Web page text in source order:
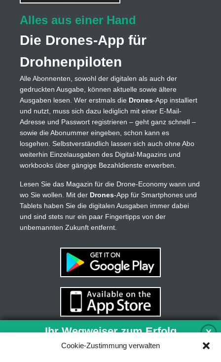
Cookie-Zustimmung verwalten
Alles aus einer Hand
Die Drones-App für
Drohnenpiloten
Alle Abonnenten, sowohl der digitalen als auch der
gedruckten Ausgabe, können aktuelle sowie ältere
Ausgaben lesen. Wer erstmals die Drones-App installiert
und nutzt, muss sich dazu lediglich mit einer E-Mail-
Adresse und Passwort registrieren – geht ganz schnell –
sowie die Abonummer eingeben, schon kann es
losgehen. Selbstverständlich lassen sich auch ohne Abo
weiterhin Einzelausgaben des Digital-Magazins und
workbooks über gängige Bezahldienste erwerben.
Lesen Sie das Magazin für die Drone-Economy wann und
wo Sie wollen. Mit der Drones-App für Smartphones und
Tablets haben Sie die digitalen Ausgaben immer dabei
und sind stets nur ein paar Fingertipps von der
unbemannten Zukunft entfernt.
X
Ihr Wegweiser zum Erfolg